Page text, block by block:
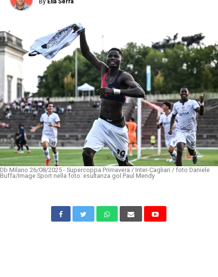
By Elia Serra
Db Milano 26/08/2025 - Supercoppa Primavera / Inter-Cagliari / foto Daniele
Buffa/Image Sport nella foto: esultanza gol Paul Mendy